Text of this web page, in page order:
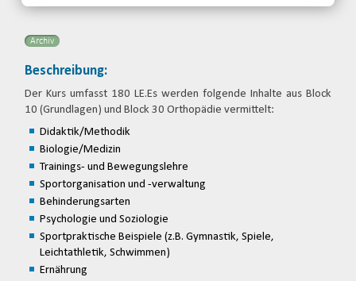
Archiv
Beschreibung:
Der Kurs umfasst 180 LE.Es werden folgende Inhalte aus Block
10 (Grundlagen) und Block 30 Orthopädie vermittelt:
Didaktik/Methodik
Biologie/Medizin
Trainings- und Bewegungslehre
Sportorganisation und -verwaltung
Behinderungsarten
Psychologie und Soziologie
Sportpraktische Beispiele (z.B. Gymnastik, Spiele,
Leichtathletik, Schwimmen)
Ernährung